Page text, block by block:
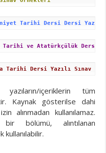
Tarihi Dersi Dersi Yazılı
Tarihi ve Atatürkçülük Dersi
Tarihi Dersi Yazılı Sınav
yazıların/içeriklerin tüm
Kaynak gösterilse dahi
alınmadan kullanılamaz.
bir bölümü, alıntılanan